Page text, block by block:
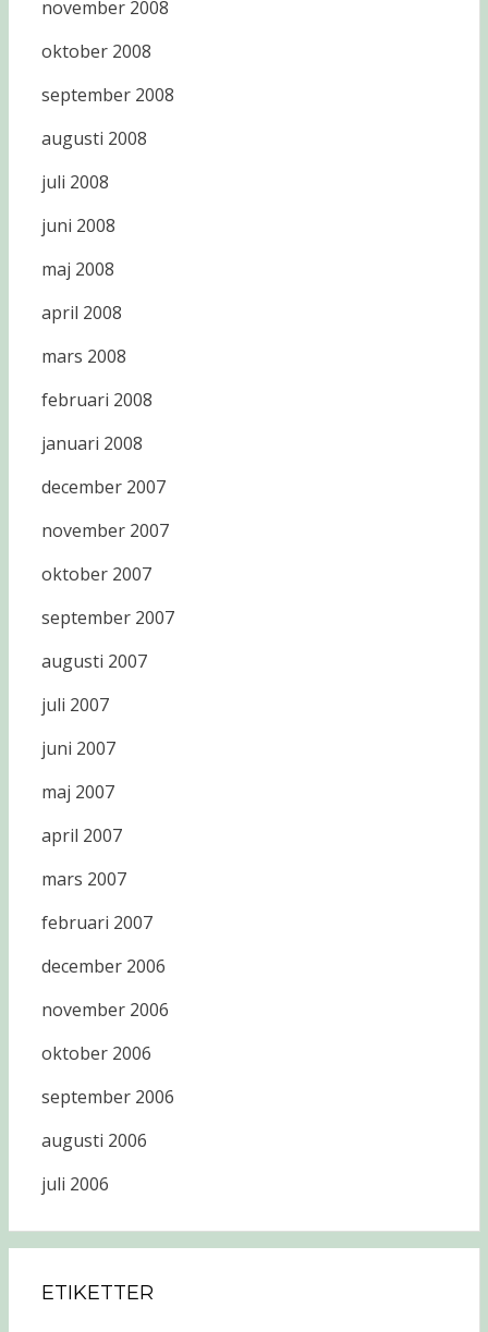
november 2008
oktober 2008
september 2008
augusti 2008
juli 2008
juni 2008
maj 2008
april 2008
mars 2008
februari 2008
januari 2008
december 2007
november 2007
oktober 2007
september 2007
augusti 2007
juli 2007
juni 2007
maj 2007
april 2007
mars 2007
februari 2007
december 2006
november 2006
oktober 2006
september 2006
augusti 2006
juli 2006
ETIKETTER